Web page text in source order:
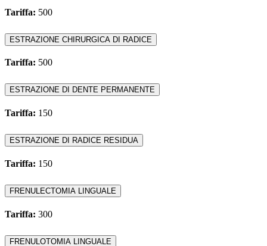
Tariffa: 500
ESTRAZIONE CHIRURGICA DI RADICE
Tariffa: 500
ESTRAZIONE DI DENTE PERMANENTE
Tariffa: 150
ESTRAZIONE DI RADICE RESIDUA
Tariffa: 150
FRENULECTOMIA LINGUALE
Tariffa: 300
FRENULOTOMIA LINGUALE